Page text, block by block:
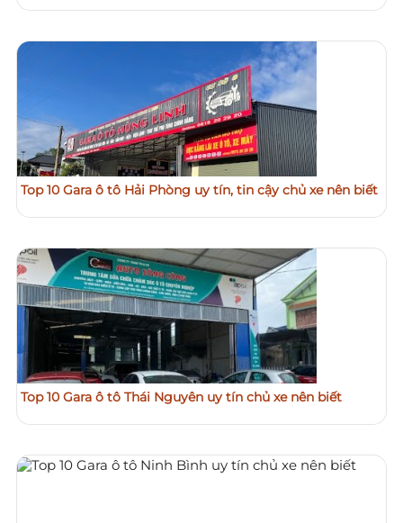
Top 10 Gara ô tô Hải Phòng uy tín, tin cậy chủ xe nên biết
Top 10 Gara ô tô Thái Nguyên uy tín chủ xe nên biết